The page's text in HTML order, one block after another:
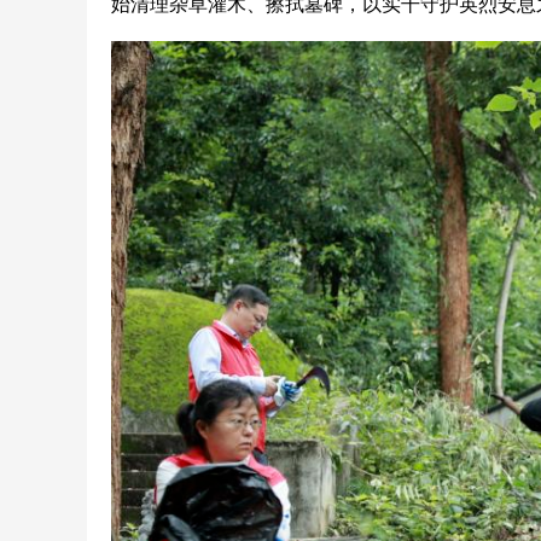
始清理杂草灌木、擦拭墓碑，以实干守护英烈安息